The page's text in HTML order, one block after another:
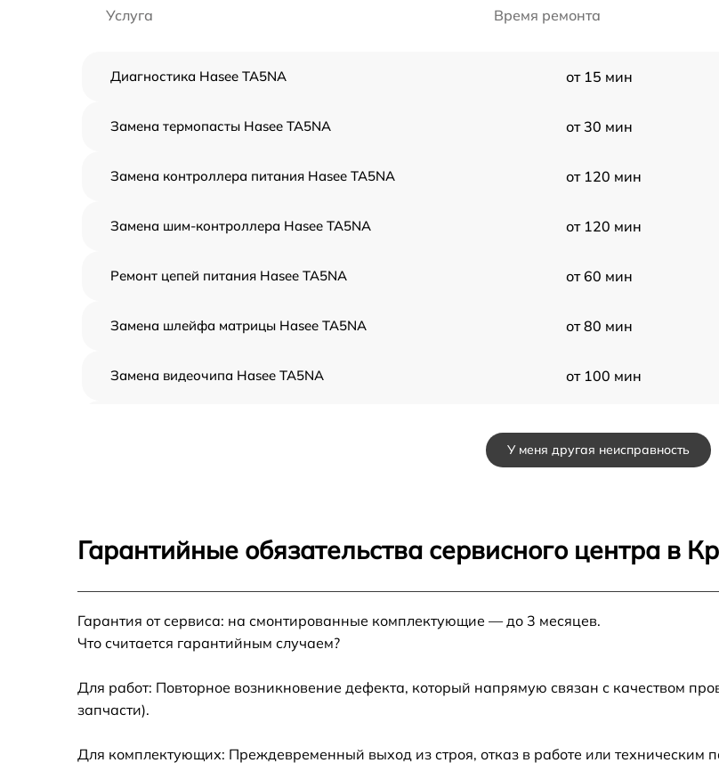
Услуга Время ремонта
Диагностика Hasee TA5NA от 15 мин
Замена термопасты Hasee TA5NA от 30 мин
Замена контроллера питания Hasee TA5NA от 120 мин
Замена шим-контроллера Hasee TA5NA от 120 мин
Ремонт цепей питания Hasee TA5NA от 60 мин
Замена шлейфа матрицы Hasee TA5NA от 80 мин
Замена видеочипа Hasee TA5NA от 100 мин
Замена южного моста Hasee TA5NA от 80 мин
У меня другая неисправность
Гарантийные обязательства сервисного центра в
Гарантия от сервиса: на смонтированные комплектующие — до 3 месяцев.
Что считается гарантийным случаем?
Для работ: Повторное возникновение дефекта, который напрямую связан с качеством
запчасти).
Для комплектующих: Преждевременный выход из строя, отказ в работе или техническим